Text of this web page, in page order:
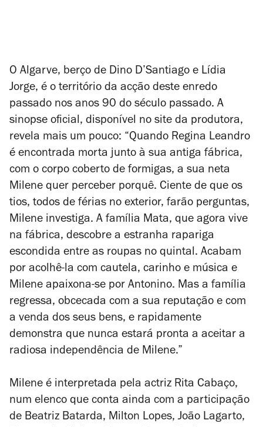
O Algarve, berço de Dino D’Santiago e Lídia
Jorge, é o território da acção deste enredo
passado nos anos 90 do século passado. A
sinopse oficial, disponível no site da produtora,
revela mais um pouco: “Quando Regina Leandro
é encontrada morta junto à sua antiga fábrica,
com o corpo coberto de formigas, a sua neta
Milene quer perceber porquê. Ciente de que os
tios, todos de férias no exterior, farão perguntas,
Milene investiga. A família Mata, que agora vive
na fábrica, descobre a estranha rapariga
escondida entre as roupas no quintal. Acabam
por acolhê-la com cautela, carinho e música e
Milene apaixona-se por Antonino. Mas a família
regressa, obcecada com a sua reputação e com
a venda dos seus bens, e rapidamente
demonstra que nunca estará pronta a aceitar a
radiosa independência de Milene.”
Milene é interpretada pela actriz Rita Cabaço,
num elenco que conta ainda com a participação
de Beatriz Batarda, Milton Lopes, João Lagarto,